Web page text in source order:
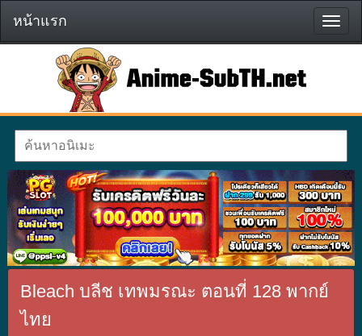
หน้า
แรก
หน้าแรก
Bleach บลีช เทพมรณะ ตอนที่ 128 พากย์
ไทย